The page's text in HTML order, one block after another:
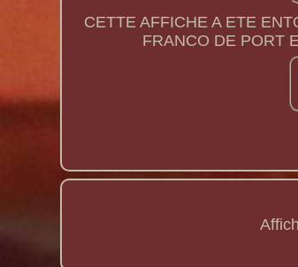
CETTE AFFICHE A ETE
FRANCO DE PORT